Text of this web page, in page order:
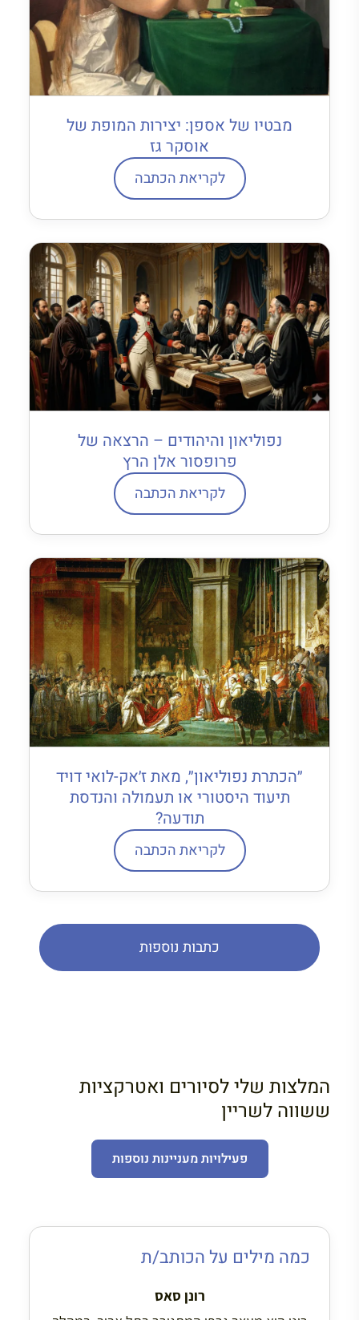
מבטיו של אספן: יצירות המופת של
אוסקר גז
לקריאת הכתבה
נפוליאון והיהודים – הרצאה של
פרופסור אלן הרץ
לקריאת הכתבה
״הכתרת נפוליאון״, מאת ז׳אק-לואי דויד
תיעוד היסטורי או תעמולה והנדסת
תודעה?
לקריאת הכתבה
כתבות נוספות
המלצות שלי לסיורים ואטרקציות
ששווה לשריין
פעילויות מעניינות נוספות
כמה מילים על הכותב/ת
רונן סאס